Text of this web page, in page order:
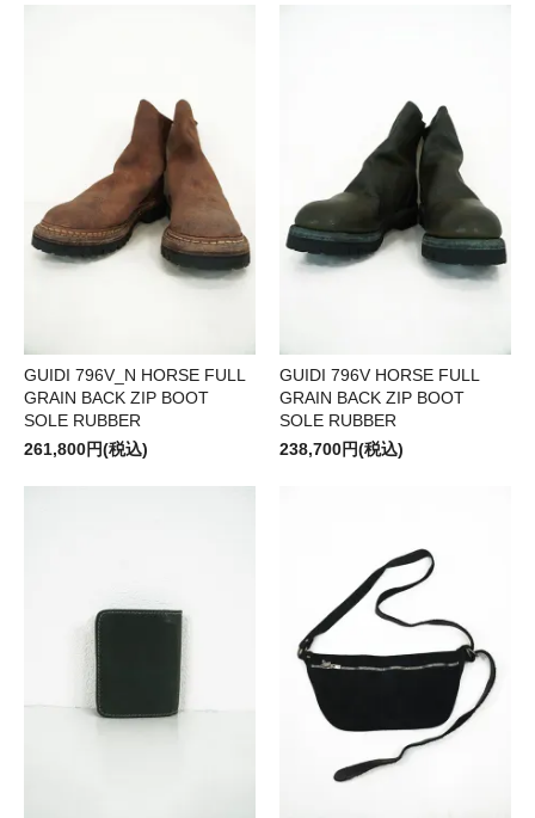
GUIDI 796V_N HORSE FULL
GRAIN BACK ZIP BOOT
SOLE RUBBER
261,800円(税込)
GUIDI 796V HORSE FULL
GRAIN BACK ZIP BOOT
SOLE RUBBER
238,700円(税込)